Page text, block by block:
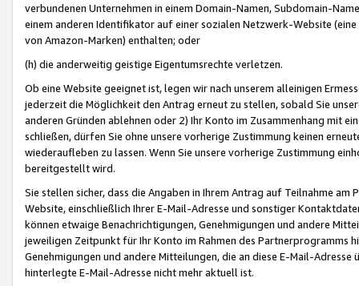
verbundenen Unternehmen in einem Domain-Namen, Subdomain-
einem anderen Identifikator auf einer sozialen Netzwerk-Website
von Amazon-Marken) enthalten; oder
(h) die anderweitig geistige Eigentumsrechte verletzen.
Ob eine Website geeignet ist, legen wir nach unserem alleinigen
jederzeit die Möglichkeit den Antrag erneut zu stellen, sobald Sie
anderen Gründen ablehnen oder 2) Ihr Konto im Zusammenhang mit
schließen, dürfen Sie ohne unsere vorherige Zustimmung keinen
wiederaufleben zu lassen. Wenn Sie unsere vorherige Zustimmung
bereitgestellt wird.
Sie stellen sicher, dass die Angaben in Ihrem Antrag auf Teilnahme
Website, einschließlich Ihrer E-Mail-Adresse und sonstiger
können etwaige Benachrichtigungen, Genehmigungen und andere
jeweiligen Zeitpunkt für Ihr Konto im Rahmen des Partnerprogramms
Genehmigungen und andere Mitteilungen, die an diese E-Mail-
hinterlegte E-Mail-Adresse nicht mehr aktuell ist.